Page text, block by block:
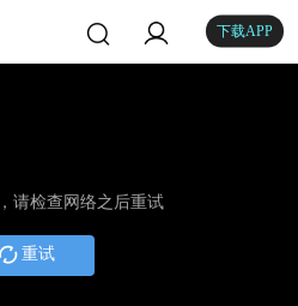
下载APP
请检查网络之后重试
重试